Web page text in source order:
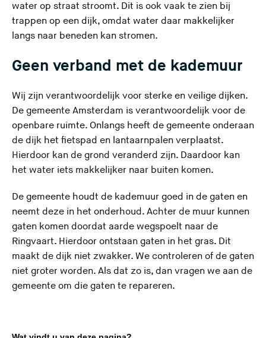
water op straat stroomt. Dit is ook vaak te zien bij
trappen op een dijk, omdat water daar makkelijker
langs naar beneden kan stromen.
Geen verband met de kademuur
Wij zijn verantwoordelijk voor sterke en veilige dijken.
De gemeente Amsterdam is verantwoordelijk voor de
openbare ruimte. Onlangs heeft de gemeente onderaan
de dijk het fietspad en lantaarnpalen verplaatst.
Hierdoor kan de grond veranderd zijn. Daardoor kan
het water iets makkelijker naar buiten komen.
De gemeente houdt de kademuur goed in de gaten en
neemt deze in het onderhoud. Achter de muur kunnen
gaten komen doordat aarde wegspoelt naar de
Ringvaart. Hierdoor ontstaan gaten in het gras. Dit
maakt de dijk niet zwakker. We controleren of de gaten
niet groter worden. Als dat zo is, dan vragen we aan de
gemeente om die gaten te repareren.